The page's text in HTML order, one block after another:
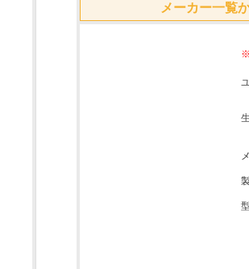
メーカー一覧
※